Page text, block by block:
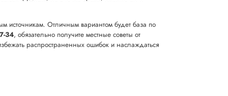
источникам. Отличным вариантом будет база по
34, обязательно получите местные советы от
распространенных ошибок и наслаждаться